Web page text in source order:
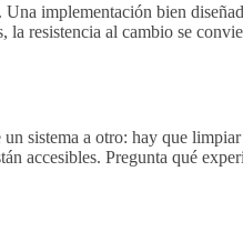
implementación bien
resistencia al cambio se
sistema a otro: hay que
accesibles. Pregunta qué